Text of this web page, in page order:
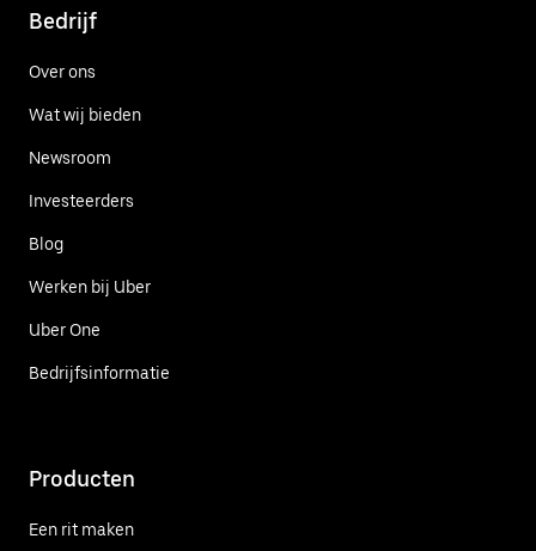
Bedrijf
Over ons
Wat wij bieden
Newsroom
Investeerders
Blog
Werken bij Uber
Uber One
Bedrijfsinformatie
Producten
Een rit maken